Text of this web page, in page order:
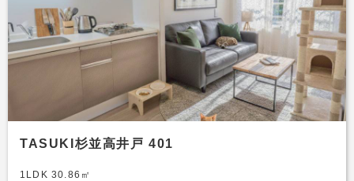
TASUKI杉並高井戸 401
1LDK 30.86㎡